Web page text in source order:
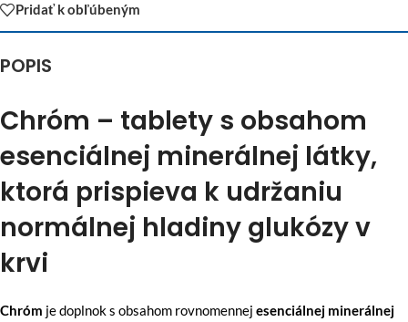
Pridať k obľúbeným
POPIS
Chróm – tablety s obsahom
esenciálnej minerálnej látky,
ktorá prispieva k udržaniu
normálnej hladiny glukózy v
krvi
Chróm je doplnok s obsahom rovnomennej esenciálnej minerálnej